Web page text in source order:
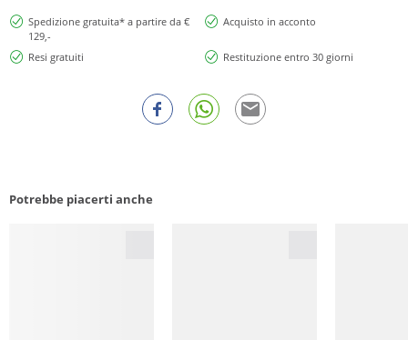
Spedizione gratuita* a partire da €
129,-
Acquisto in acconto
Resi gratuiti Restituzione entro 30 giorni
Potrebbe piacerti anche